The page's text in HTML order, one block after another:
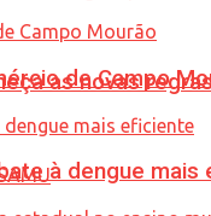
as novas
de Campo
à dengue mais